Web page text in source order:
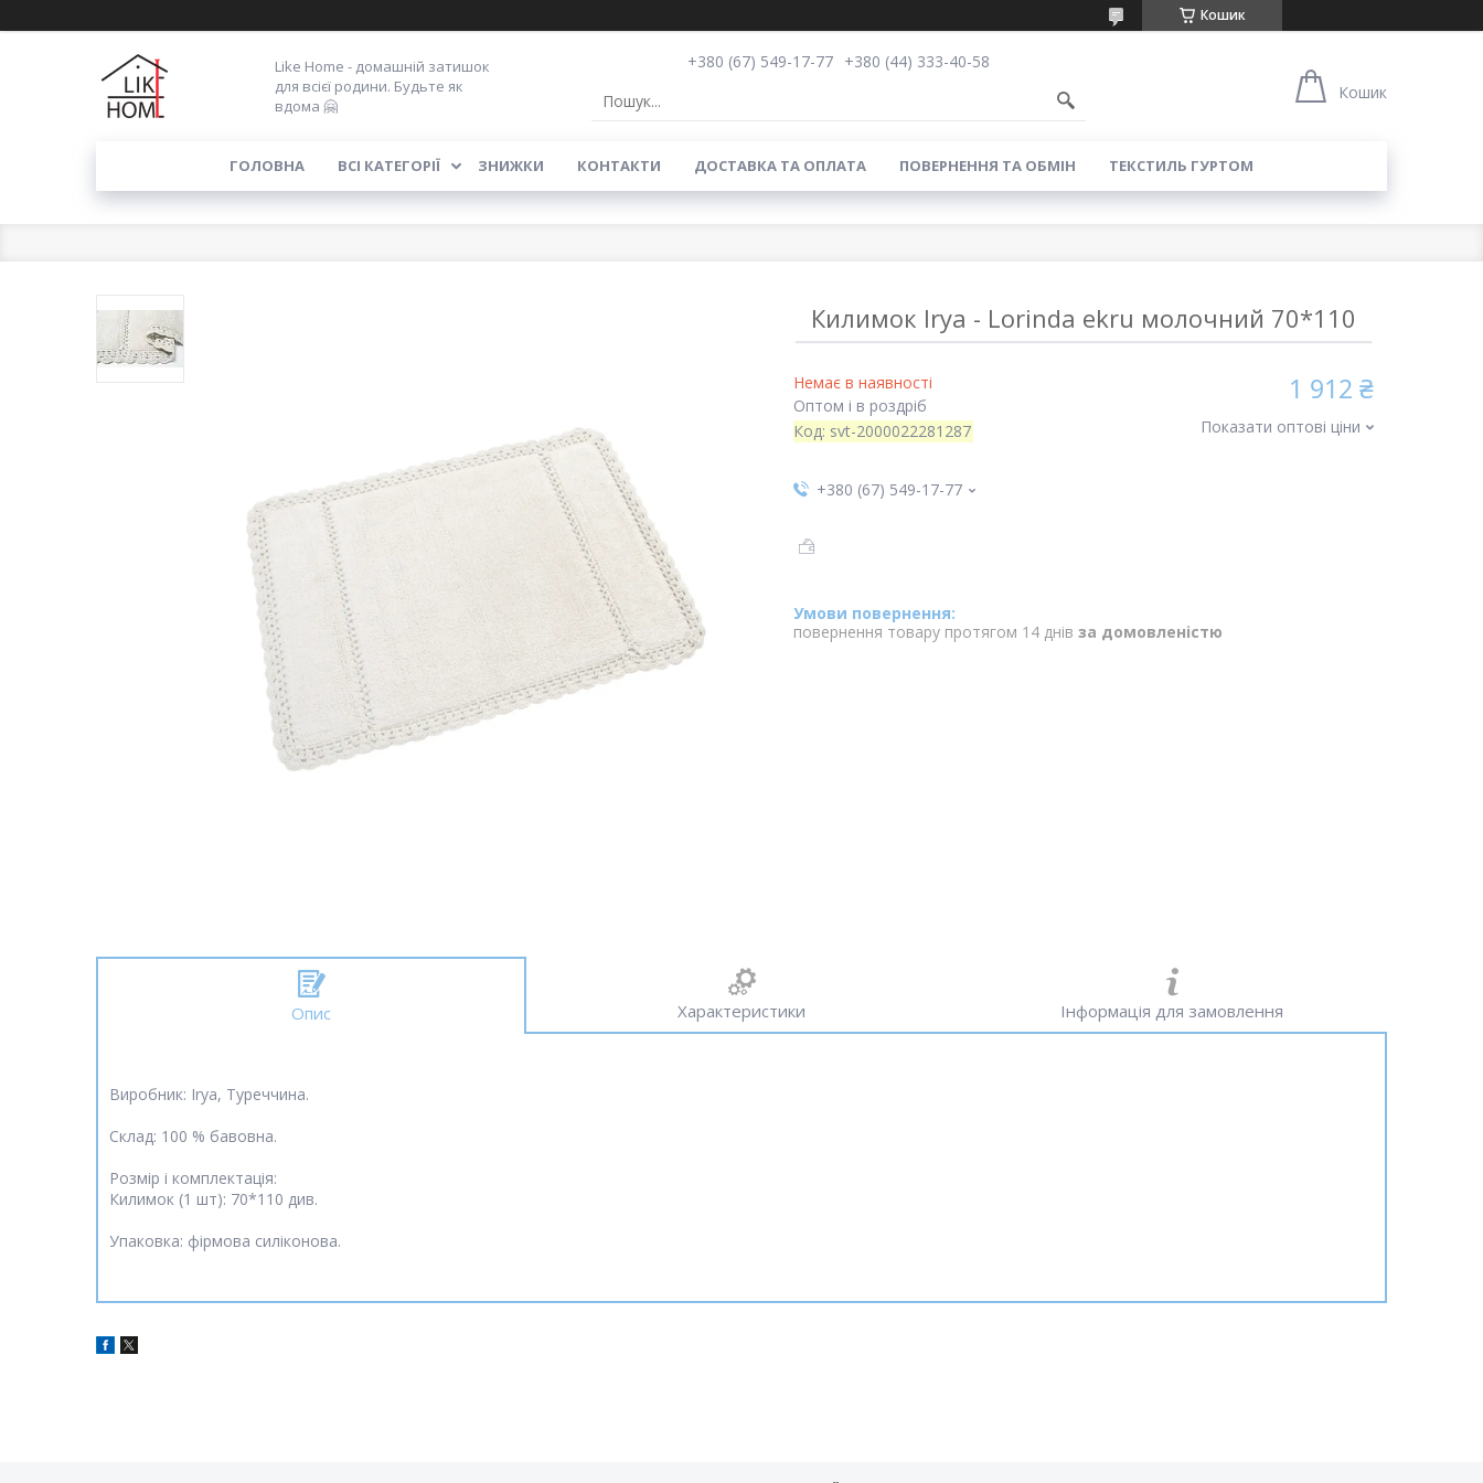
Кошик
Like Home - домашній затишок
для всієї родини. Будьте як
вдома 🤗
+380 (67) 549-17-77 +380 (44) 333-40-58
Кошик
ГОЛОВНА ВСІ КАТЕГОРІЇ ЗНИЖКИ КОНТАКТИ ДОСТАВКА ТА ОПЛАТА ПОВЕРНЕННЯ ТА ОБМІН ТЕКСТИЛЬ ГУРТОМ
Килимок Irya - Lorinda ekru молочний 70*110
Немає в наявності
Оптом і в роздріб
Код: svt-2000022281287
1 912 ₴
Показати оптові ціни
+380 (67) 549-17-77
повернення товару протягом 14 днів за домовленістю
Опис Характеристики Інформація для замовлення
Виробник: Irya, Туреччина.
Склад: 100 % бавовна.
Розмір і комплектація:
Килимок (1 шт): 70*110 див.
Упаковка: фірмова силіконова.